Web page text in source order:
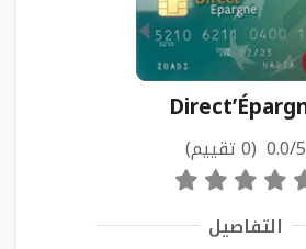
0.0/5 (0 تقييم)
التفاصيل